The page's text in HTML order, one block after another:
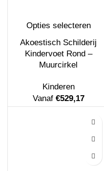
Opties selecteren
Akoestisch Schilderij
Kindervoet Rond –
Muurcirkel
Kinderen
Vanaf €529,17